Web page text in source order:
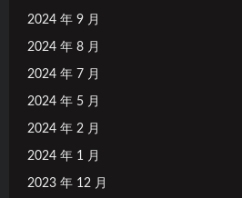
2024 年 9 月
2024 年 8 月
2024 年 7 月
2024 年 5 月
2024 年 2 月
2024 年 1 月
2023 年 12 月